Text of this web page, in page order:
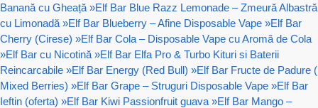
Banană cu Gheață »Elf Bar Blue Razz Lemonade – Zmeură Albastră
cu Limonadă »Elf Bar Blueberry – Afine Disposable Vape »Elf Bar
Cherry (Cirese) »Elf Bar Cola – Disposable Vape cu Aromă de Cola
»Elf Bar cu Nicotină »Elf Bar Elfa Pro & Turbo Kituri si Baterii
Reincarcabile »Elf Bar Energy (Red Bull) »Elf Bar Fructe de Padure (
Mixed Berries) »Elf Bar Grape – Struguri Disposable Vape »Elf Bar
Ieftin (oferta) »Elf Bar Kiwi Passionfruit guava »Elf Bar Mango –